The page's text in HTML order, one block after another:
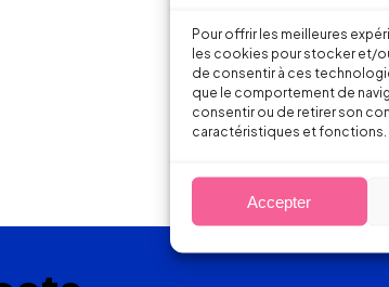
Pour offrir les meilleures
les cookies pour stocker et/
de consentir à ces
que le comportement de
consentir ou de retirer son
caractéristiques et fonctions.
Accepter